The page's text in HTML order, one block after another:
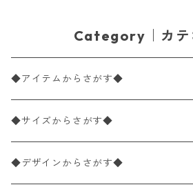
Category｜カテ
◆アイテムからさがす◆
ペーパーナプキン2枚バラ売り
ペーパーナプキン1枚バラ売り
◆サイズからさがす◆
33×33cm（ランチサイズ）
◆デザインからさがす◆